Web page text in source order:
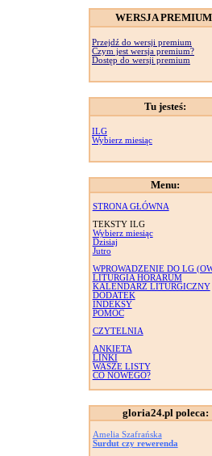
WERSJA
Przejdź do wersji premium
Czym jest wersja premium?
Dostęp do wersji premium
Tu jesteś:
ILG
Wybierz miesiąc
Menu:
STRONA GŁÓWNA
TEKSTY ILG
Wybierz miesiąc
Dzisiaj
Jutro
WPROWADZENIE DO LG
LITURGIA HORARUM
KALENDARZ LITURGICZNY
DODATEK
INDEKSY
POMOC
CZYTELNIA
ANKIETA
LINKI
WASZE LISTY
CO NOWEGO?
gloria24.pl poleca:
Amelia Szafrańska
Surdut czy rewerenda